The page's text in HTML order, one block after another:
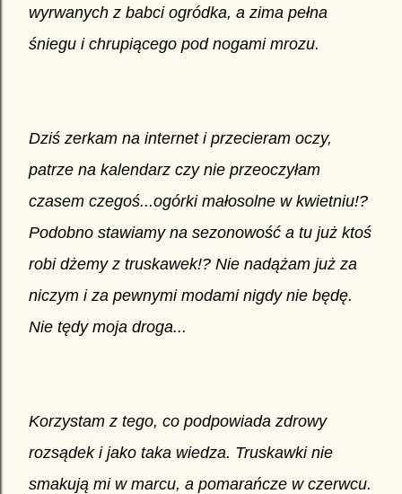
wyrwanych z babci ogródka, a zima pełna
śniegu i chrupiącego pod nogami mrozu.
Dziś zerkam na internet i przecieram oczy,
patrze na kalendarz czy nie przeoczyłam
czasem czegoś...ogórki małosolne w kwietniu!?
Podobno stawiamy na sezonowość a tu już ktoś
robi dżemy z truskawek!? Nie nadążam już za
niczym i za pewnymi modami nigdy nie będę.
Nie tędy moja droga...
Korzystam z tego, co podpowiada zdrowy
rozsądek i jako taka wiedza. Truskawki nie
smakują mi w marcu, a pomarańcze w czerwcu.